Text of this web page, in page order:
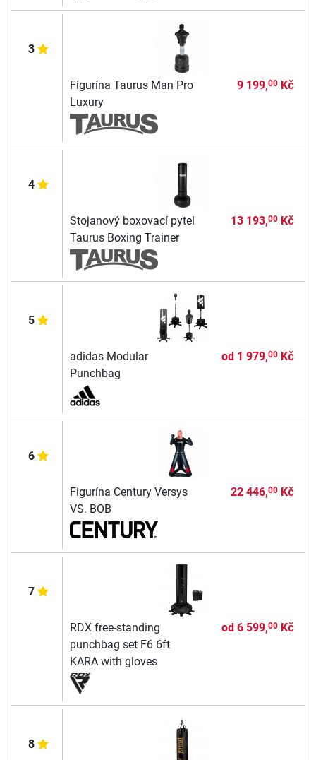
3
Figurína Taurus Man Pro
Luxury
9 199,00Kč
4
Stojanový boxovací pytel
Taurus Boxing Trainer
13 193,00Kč
5
adidas Modular
Punchbag
od 1 979,00Kč
6
Figurína Century Versys
VS. BOB
22 446,00Kč
7
RDX free-standing
punchbag set F6 6ft
KARA with gloves
od 6 599,00Kč
8